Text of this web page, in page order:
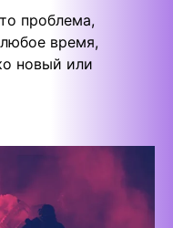
проблема,
время,
новый или